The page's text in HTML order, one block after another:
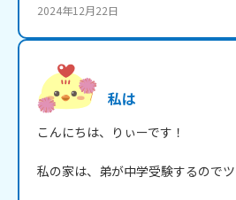
2024年12月22日
私は
こんにちは、りぃーです！
私の家は、弟が中学受験するので